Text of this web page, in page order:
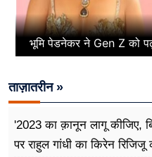
भूमि पेडनेकर ने Gen Z को
ताज़ातरीन »
'2023 का क़ानून लागू कीजिए,
पर राहुल गांधी का किरेन रिजिजू